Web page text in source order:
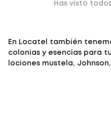
Has visto
En Locatel también
colonias y esencias para
lociones mustela,